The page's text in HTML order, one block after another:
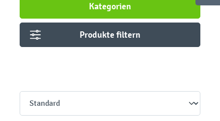
Kategorien
Produkte filtern